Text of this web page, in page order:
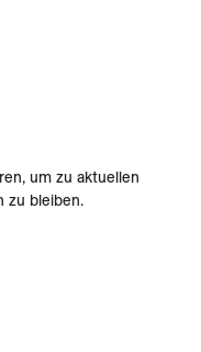
um zu aktuellen
zu bleiben.